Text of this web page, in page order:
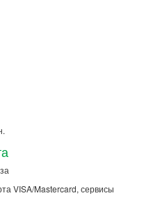
VISA/Mastercard, сервисы